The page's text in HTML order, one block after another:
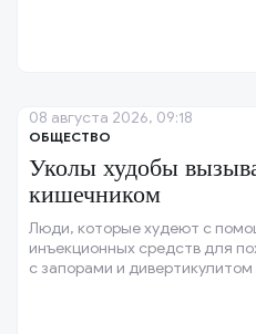
ОБЩЕСТВО
Уколы худобы
кишечником
Люди, которые худеют с
инъекционных средств для
с запорами и
08 августа 2026, 09:18